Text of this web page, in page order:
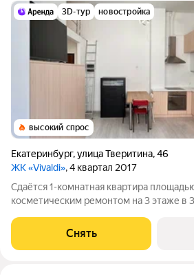
3D-тур новостройка
высокий спрос
Екатеринбург,улица Тверитина,46
ЖК «Vivaldi», 4 квартал 2017
Сдаётся 1-комнатная квартира
косметическим ремонтом на 3 этаже в
Стиральная машина Холодильник Посудомоечная машина
Микроволновка Дом - панельный,
Снять